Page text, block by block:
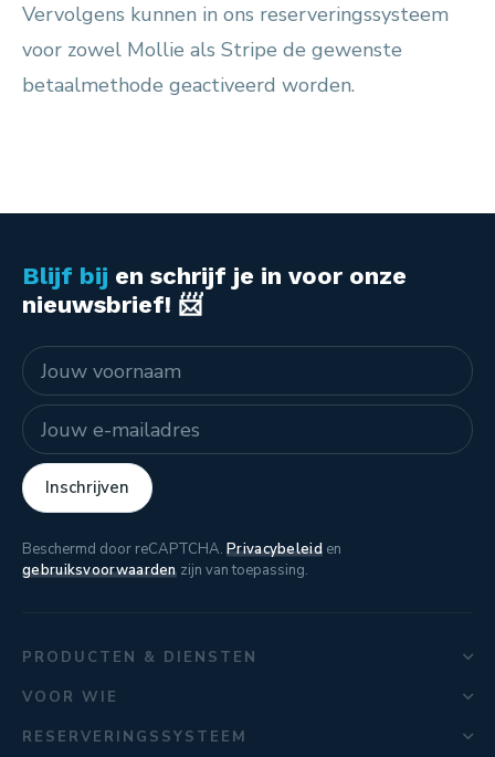
Vervolgens kunnen in ons reserveringssysteem
voor zowel Mollie als Stripe de gewenste
betaalmethode geactiveerd worden.
Blijf bij en schrijf je in voor onze
nieuwsbrief! 📨
Naam
E-mailadres
Inschrijven
Beschermd door reCAPTCHA. Privacybeleiden
gebruiksvoorwaardenzijn van toepassing.
PRODUCTEN & DIENSTEN
VOOR WIE
RESERVERINGSSYSTEEM